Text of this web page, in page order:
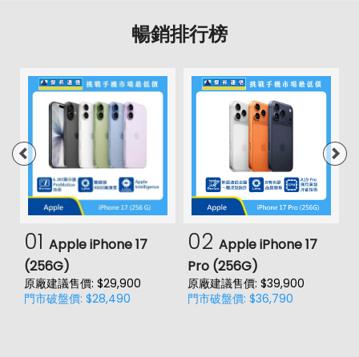
暢銷排行榜
01 Apple iPhone 17
(256G)
原廠建議售價: $29,900
門市破盤價: $28,490
02 Apple iPhone 17
Pro (256G)
原廠建議售價: $39,900
門市破盤價: $36,790